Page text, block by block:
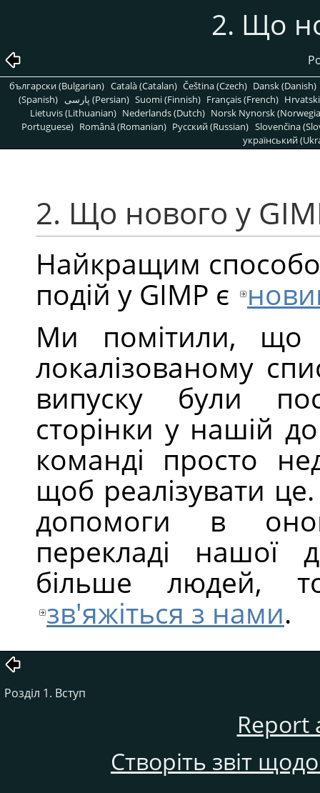
2. Що
български (Bulgarian) Català (Catalan) Čeština (Czech) Dansk (Danish)
(Spanish)
پارسی (Persian) Suomi (Finnish) Français (French)
Lietuvis (Lithuanian) Nederlands (Dutch) Norsk Nynorsk
Portuguese) Română (Romanian) Pусский (Russian) Slovenčina
український
2. Що нового у
Найкращим
подій у GIMP є
Ми помітили,
локалізованому
випуску були
сторінки у нашій
команді просто
щоб реалізувати
допомоги в
перекладі нашої
більше людей,
зв'яжіться з нами.
Розділ 1. Вступ
Report
Створіть звіт